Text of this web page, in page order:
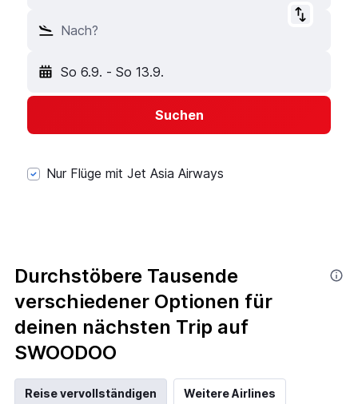
Nach?
So 6.9. - So 13.9.
Suchen
Nur Flüge mit Jet Asia Airways
Durchstöbere Tausende
verschiedener Optionen für
deinen nächsten Trip auf
SWOODOO
Reise vervollständigen Weitere Airlines